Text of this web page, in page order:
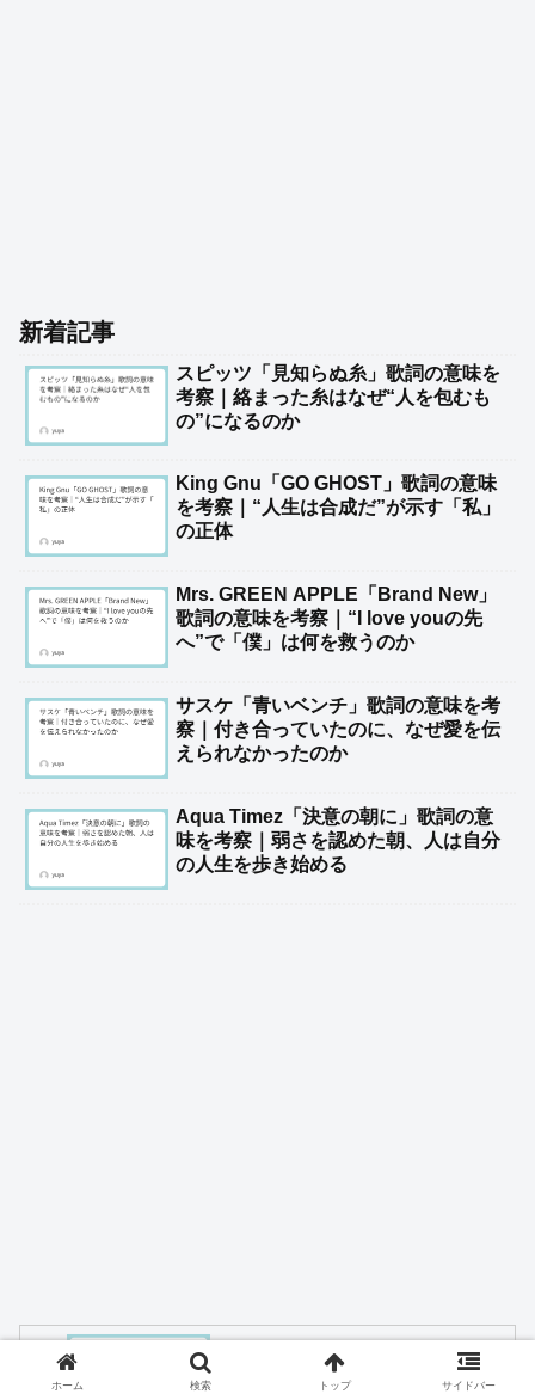
新着記事
スピッツ「見知らぬ糸」歌詞の意味を
考察｜絡まった糸はなぜ“人を包むも
の”になるのか
King Gnu「GO GHOST」歌詞の意味
を考察｜“人生は合成だ”が示す「私」
の正体
Mrs. GREEN APPLE「Brand New」
歌詞の意味を考察｜“I love youの先
へ”で「僕」は何を救うのか
サスケ「青いベンチ」歌詞の意味を考
察｜付き合っていたのに、なぜ愛を伝
えられなかったのか
Aqua Timez「決意の朝に」歌詞の意
味を考察｜弱さを認めた朝、人は自分
の人生を歩き始める
Novelbright「透明」歌詞の意味を考察｜
見えない心の壁と“ひとりじゃない”とい
ホーム 検索 トップ サイドバー